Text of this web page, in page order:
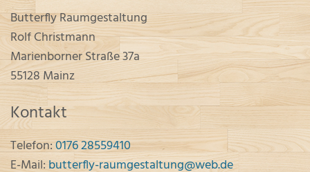
Butterfly Raumgestaltung
Rolf Christmann
Marienborner Straße 37a
55128 Mainz
Kontakt
Telefon:0176 28559410
E-Mail:butterfly-raumgestaltung@web.de